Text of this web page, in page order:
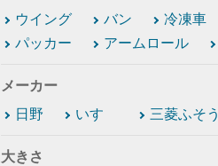
ウイング
バン 冷凍車
パッカー
アームロール
メーカー
日野
いすゞ 三菱ふそう
大きさ